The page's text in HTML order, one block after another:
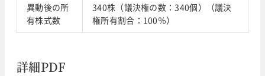
異動後の所
有株式数
340株（議決権の数：340個）（議決
権所有割合：100％）
詳細PDF